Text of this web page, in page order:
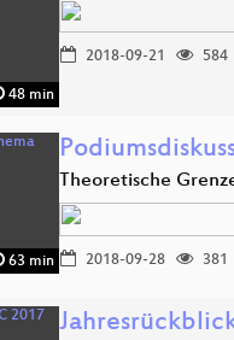
48 min
2018-09-21 584
63 min
Theoretische
2018-09-28 381